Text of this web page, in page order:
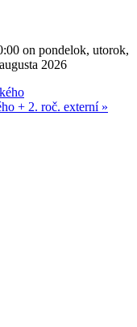
on pondelok, utorok,
2026
+ 2. roč. externí »